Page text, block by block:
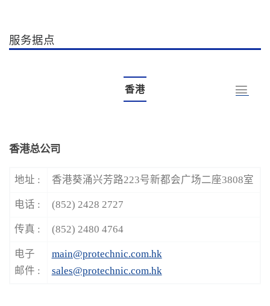
服务据点
香港
香港总公司
地址 : 香港葵涌兴芳路223号新都会广场二座3808室
电话 : (852) 2428 2727
传真 : (852) 2480 4764
电子
邮件 :
main@protechnic.com.hk
sales@protechnic.com.hk